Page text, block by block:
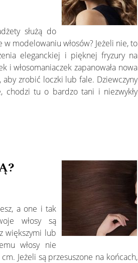
służą do
w modelowaniu włosów? Jeżeli nie, to
eleganckiej i pięknej fryzury na
włosomaniaczek zapanowała nowa
zrobić loczki lub fale. Dziewczyny
chodzi tu o bardzo tani i niezwykły
a one i tak
włosy są
większymi lub
włosy nie
Jeżeli są przesuszone na końcach,